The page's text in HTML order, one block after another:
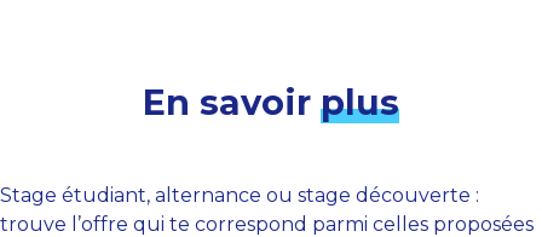
En savoir plus
Stage étudiant, alternance ou stage découverte :
trouve l’offre qui te correspond parmi celles proposées